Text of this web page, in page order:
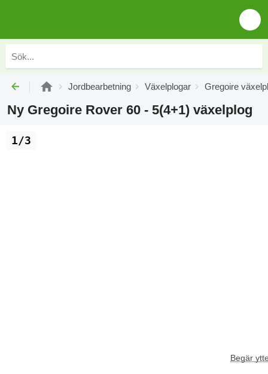
Jordbearbetning Växelplogar Gregoire
Ny Gregoire Rover 60 - 5(4+1) växelplog
Begär
1/3